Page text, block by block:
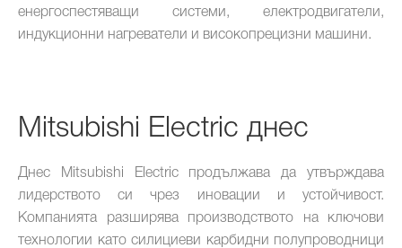
енергоспестяващи системи, електродвигатели,
индукционни нагреватели и високопрецизни машини.
Mitsubishi Electric днес
Днес Mitsubishi Electric продължава да утвърждава
лидерството си чрез иновации и устойчивост.
Компанията разширява производството на ключови
технологии като силициеви карбидни полупроводници